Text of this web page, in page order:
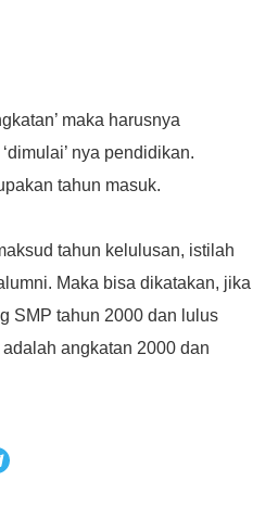
maka harusnya
nya pendidikan.
tahun masuk.
tahun kelulusan, istilah
Maka bisa dikatakan, jika
SMP tahun 2000 dan lulus
angkatan 2000 dan